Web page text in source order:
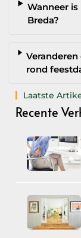
Wanneer
Breda?
rond
Laatste
Recente